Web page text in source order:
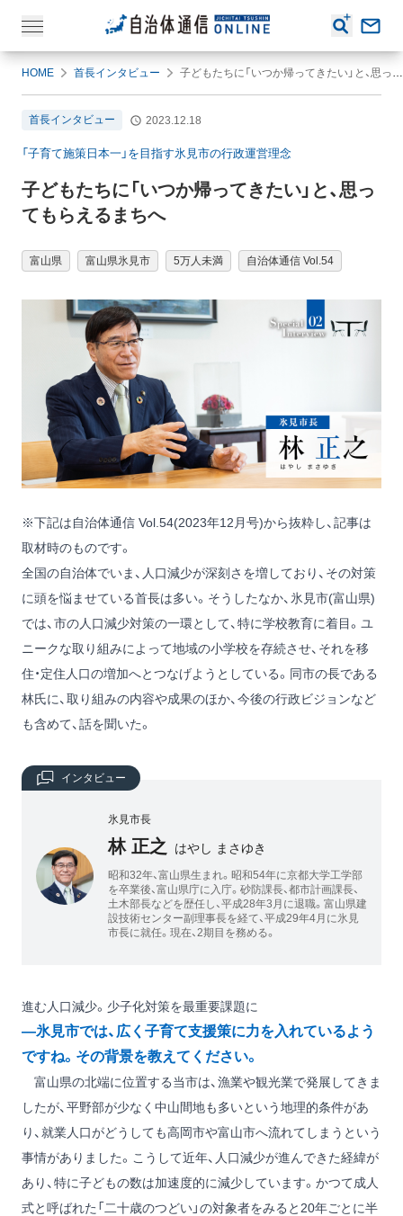
HOME 首長インタビュー 子どもたちに「いつか帰ってきたい」と、思ってもらえるまちへ
首長インタビュー 2023.12.18
「子育て施策日本一」を目指す氷見市の行政運営理念
子どもたちに「いつか帰ってきたい」と、思っ
てもらえるまちへ
富山県 富山県氷見市 5万人未満 自治体通信 Vol.54
※下記は自治体通信 Vol.54(2023年12月号)から抜粋し、記事は
取材時のものです。
全国の自治体でいま、人口減少が深刻さを増しており、その対策
に頭を悩ませている首長は多い。そうしたなか、氷見市(富山県)
では、市の人口減少対策の一環として、特に学校教育に着目。ユ
ニークな取り組みによって地域の小学校を存続させ、それを移
住・定住人口の増加へとつなげようとしている。同市の長である
林氏に、取り組みの内容や成果のほか、今後の行政ビジョンなど
も含めて、話を聞いた。
インタビュー
氷見市長
林 正之 はやし まさゆき
昭和32年、富山県生まれ。昭和54年に京都大学工学部
を卒業後、富山県庁に入庁。砂防課長、都市計画課長、
土木部長などを歴任し、平成28年3月に退職。富山県建
設技術センター副理事長を経て、平成29年4月に氷見
市長に就任。現在、2期目を務める。
進む人口減少。少子化対策を最重要課題に
―氷見市では、広く子育て支援策に力を入れているよう
ですね。その背景を教えてください。
富山県の北端に位置する当市は、漁業や観光業で発展してきま
したが、平野部が少なく中山間地も多いという地理的条件があ
り、就業人口がどうしても高岡市や富山市へ流れてしまうという
事情がありました。こうして近年、人口減少が進んできた経緯が
あり、特に子どもの数は加速度的に減少しています。かつて成人
式と呼ばれた「二十歳のつどい」の対象者をみると20年ごとに半